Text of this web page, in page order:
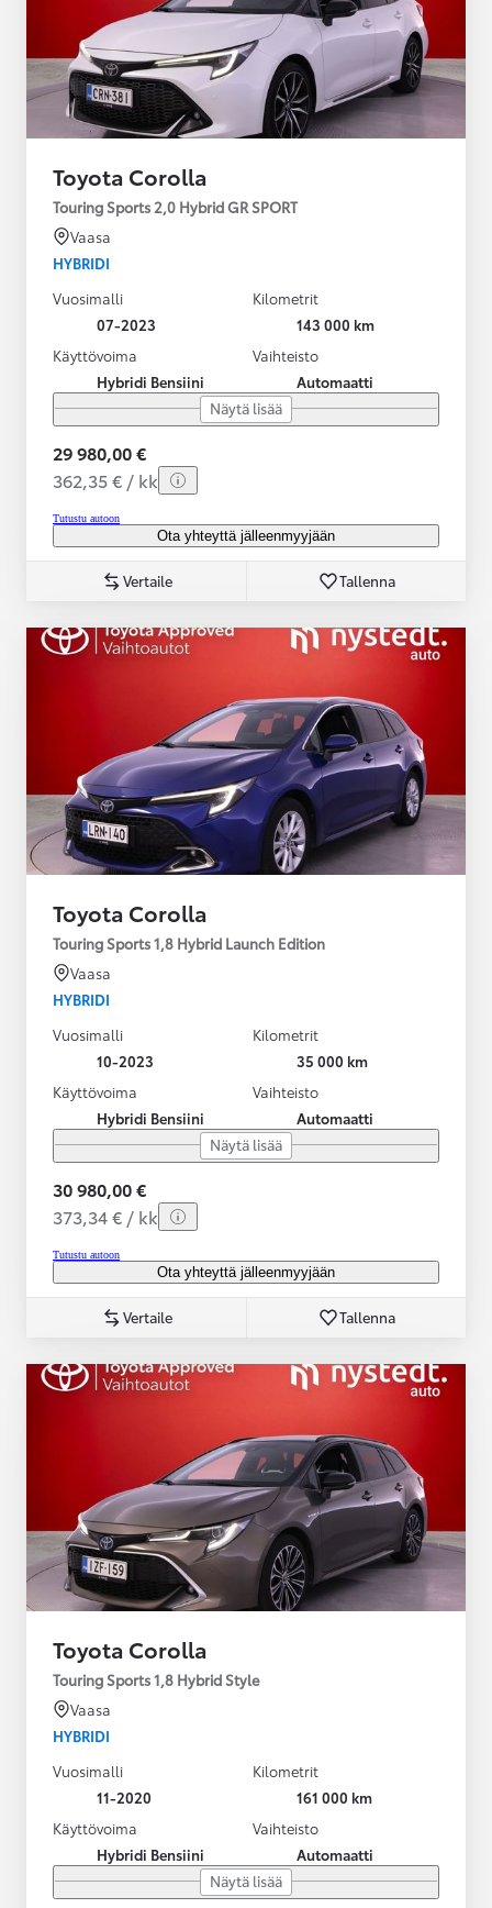
Toyota Corolla
Touring Sports 2,0 Hybrid GR SPORT
Vaasa
HYBRIDI
Vuosimalli
07-2023
Kilometrit
143 000 km
Käyttövoima
Hybridi Bensiini
Vaihteisto
Automaatti
Näytä lisää
29 980,00 €
362,35 € / kk
Tutustu autoon
Ota yhteyttä jälleenmyyjään
Vertaile Tallenna
Toyota Corolla
Touring Sports 1,8 Hybrid Launch Edition
Vaasa
HYBRIDI
Vuosimalli
10-2023
Kilometrit
35 000 km
Käyttövoima
Hybridi Bensiini
Vaihteisto
Automaatti
Näytä lisää
30 980,00 €
373,34 € / kk
Tutustu autoon
Ota yhteyttä jälleenmyyjään
Vertaile Tallenna
Toyota Corolla
Touring Sports 1,8 Hybrid Style
Vaasa
HYBRIDI
Vuosimalli
11-2020
Kilometrit
161 000 km
Käyttövoima
Hybridi Bensiini
Vaihteisto
Automaatti
Näytä lisää